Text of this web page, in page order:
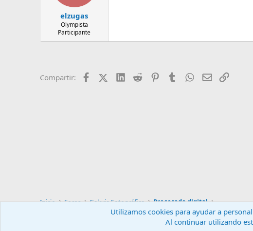
elzugas
Olympista
Participante
Compartir: FacebookX (Twitter)
LinkedIn
Reddit PinterestTumblrWhatsApp
EmailEnlace
Inicio Foros Galeria Fotográfica Procesado digital
Utilizamos cookies para ayudar a
Al continuar utilizando